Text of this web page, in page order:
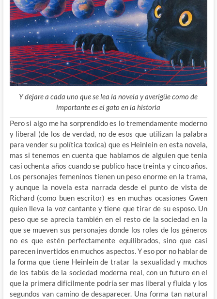
Y dejare a cada uno que se lea la novela y averigüe como de
importante es el gato en la historia
Pero si algo me ha sorprendido es lo tremendamente moderno
y liberal (de los de verdad, no de esos que utilizan la palabra
para vender su política toxica) que es Heinlein en esta novela,
mas si tenemos en cuenta que hablamos de alguien que tenia
casi ochenta años cuando se publico hace treinta y cinco años.
Los personajes femeninos tienen un peso enorme en la trama,
y aunque la novela esta narrada desde el punto de vista de
Richard (como buen escritor) es en muchas ocasiones Gwen
quien lleva la voz cantante y tiene que tirar de su esposo. Un
peso que se aprecia también en el resto de la sociedad en la
que se mueven sus personajes donde los roles de los géneros
no es que estén perfectamente equilibrados, sino que casi
parecen invertidos en muchos aspectos. Y eso por no hablar de
la forma que tiene Heinlein de tratar la sexualidad y muchos
de los tabús de la sociedad moderna real, con un futuro en el
que la primera difícilmente podría ser mas liberal y fluida y los
segundos van camino de desaparecer. Una forma tan natural